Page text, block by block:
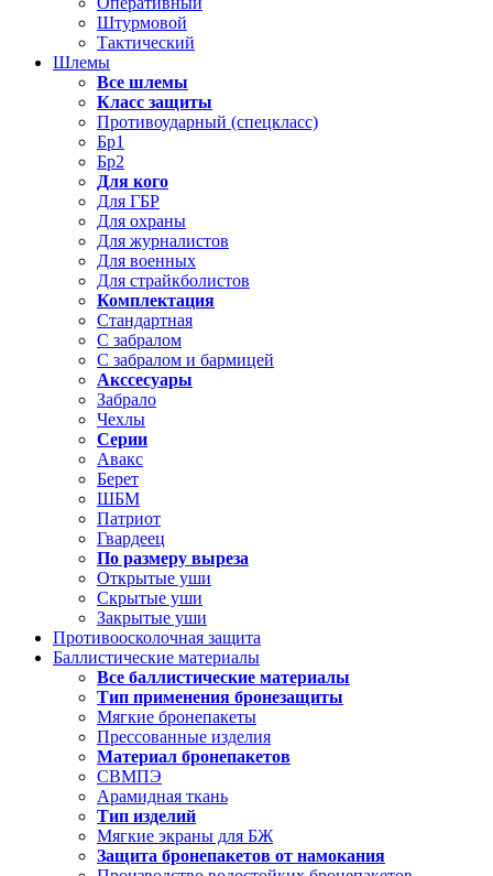
Штурмовой
Тактический
Шлемы
Все шлемы
Класс защиты
Противоударный (спецкласс)
Бр1
Бр2
Для кого
Для ГБР
Для охраны
Для журналистов
Для военных
Для страйкболистов
Комплектация
Стандартная
С забралом
С забралом и бармицей
Акссесуары
Забрало
Чехлы
Серии
Авакс
Берет
ШБМ
Патриот
Гвардеец
По размеру выреза
Открытые уши
Скрытые уши
Закрытые уши
Противоосколочная защита
Баллистические материалы
Все баллистические материалы
Тип применения бронезащиты
Мягкие бронепакеты
Прессованные изделия
Материал бронепакетов
СВМПЭ
Арамидная ткань
Тип изделий
Мягкие экраны для БЖ
Защита бронепакетов от намокания